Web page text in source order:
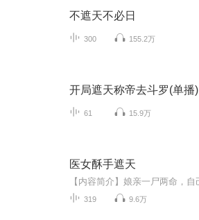
不遮天不必日
300 155.2万
开局遮天称帝去斗罗(单播)
61 15.9万
医女酥手遮天
319 9.6万